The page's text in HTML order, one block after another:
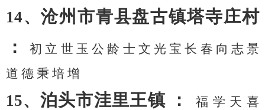
14、 沧州市青县盘古镇塔寺庄村
：
初 立 世 玉 公 龄 士 文 光 宝 长 春 向 志 景
道 德 秉 培 增
15、 泊头市洼里王镇 ： 福 学 天 喜